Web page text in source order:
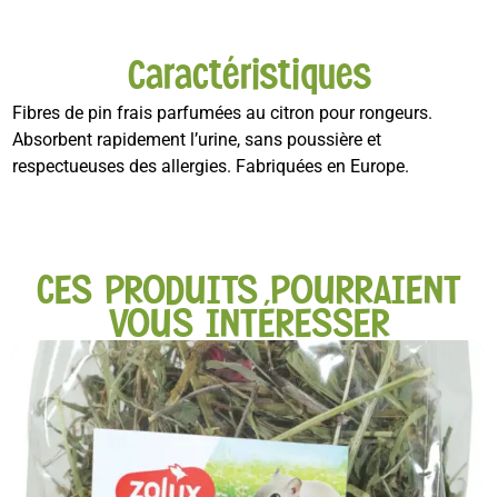
Caractéristiques
Fibres de pin frais parfumées au citron pour rongeurs.
Absorbent rapidement l’urine, sans poussière et
respectueuses des allergies. Fabriquées en Europe.
CES PRODUITS POURRAIENT
VOUS INTÉRESSER